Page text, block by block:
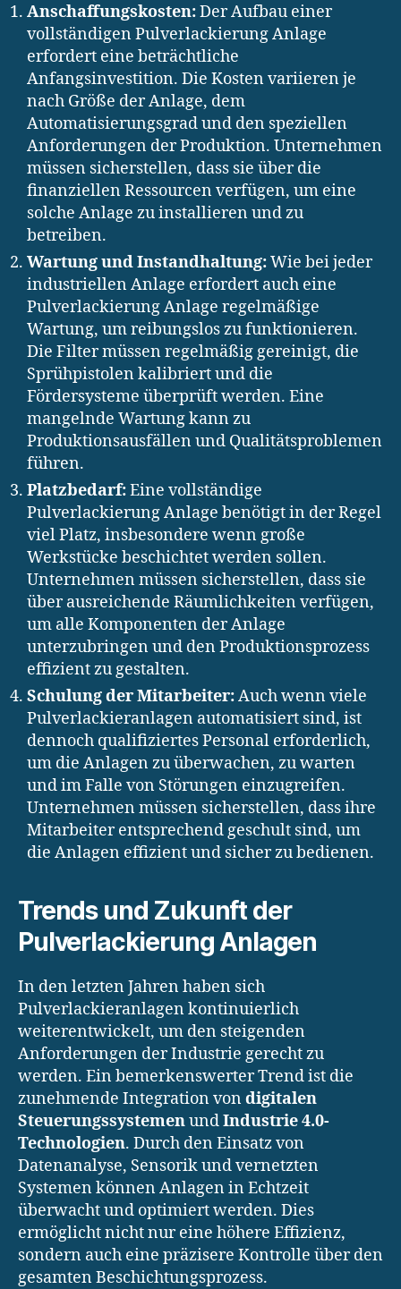
Anschaffungskosten:Der Aufbau einer
vollständigen Pulverlackierung Anlage
erfordert eine beträchtliche
Anfangsinvestition. Die Kosten variieren je
nach Größe der Anlage, dem
Automatisierungsgrad und den speziellen
Anforderungen der Produktion. Unternehmen
müssen sicherstellen, dass sie über die
finanziellen Ressourcen verfügen, um eine
solche Anlage zu installieren und zu
betreiben.
Wartung und Instandhaltung:Wie bei jeder
industriellen Anlage erfordert auch eine
Pulverlackierung Anlage regelmäßige
Wartung, um reibungslos zu funktionieren.
Die Filter müssen regelmäßig gereinigt, die
Sprühpistolen kalibriert und die
Fördersysteme überprüft werden. Eine
mangelnde Wartung kann zu
Produktionsausfällen und Qualitätsproblemen
führen.
Platzbedarf:Eine vollständige
Pulverlackierung Anlage benötigt in der Regel
viel Platz, insbesondere wenn große
Werkstücke beschichtet werden sollen.
Unternehmen müssen sicherstellen, dass sie
über ausreichende Räumlichkeiten verfügen,
um alle Komponenten der Anlage
unterzubringen und den Produktionsprozess
effizient zu gestalten.
Schulung der Mitarbeiter:Auch wenn viele
Pulverlackieranlagen automatisiert sind, ist
dennoch qualifiziertes Personal erforderlich,
um die Anlagen zu überwachen, zu warten
und im Falle von Störungen einzugreifen.
Unternehmen müssen sicherstellen, dass ihre
Mitarbeiter entsprechend geschult sind, um
die Anlagen effizient und sicher zu bedienen.
Trends und Zukunft der
Pulverlackierung Anlagen
In den letzten Jahren haben sich
Pulverlackieranlagen kontinuierlich
weiterentwickelt, um den steigenden
Anforderungen der Industrie gerecht zu
werden. Ein bemerkenswerter Trend ist die
zunehmende Integration vondigitalen
SteuerungssystemenundIndustrie 4.0-
Technologien. Durch den Einsatz von
Datenanalyse, Sensorik und vernetzten
Systemen können Anlagen in Echtzeit
überwacht und optimiert werden. Dies
ermöglicht nicht nur eine höhere Effizienz,
sondern auch eine präzisere Kontrolle über den
gesamten Beschichtungsprozess.